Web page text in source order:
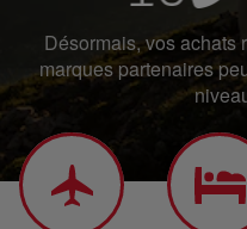
Désormais, vos achats
marques partenaires